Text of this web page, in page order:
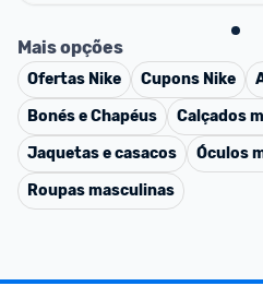
Mais opções
Ofertas Nike Cupons Nike
Bonés e Chapéus
Calçados
Jaquetas e casacos
Óculos
Roupas masculinas